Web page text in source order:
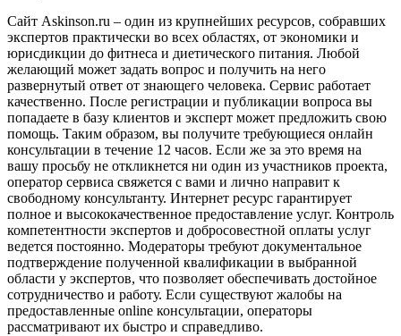
Сайт Askinson.ru – один из крупнейших ресурсов, собравших
экспертов практически во всех областях, от экономики и
юрисдикции до фитнеса и диетического питания. Любой
желающий может задать вопрос и получить на него
развернутый ответ от знающего человека. Сервис работает
качественно. После регистрации и публикации вопроса вы
попадаете в базу клиентов и эксперт может предложить свою
помощь. Таким образом, вы получите требующиеся онлайн
консультации в течение 12 часов. Если же за это время на
вашу просьбу не откликнется ни один из участников проекта,
оператор сервиса свяжется с вами и лично направит к
свободному консультанту. Интернет ресурс гарантирует
полное и высококачественное предоставление услуг. Контроль
компетентности экспертов и добросовестной оплаты услуг
ведется постоянно. Модераторы требуют документальное
подтверждение полученной квалификации в выбранной
области у экспертов, что позволяет обеспечивать достойное
сотрудничество и работу. Если существуют жалобы на
предоставленные online консультации, операторы
рассматривают их быстро и справедливо.